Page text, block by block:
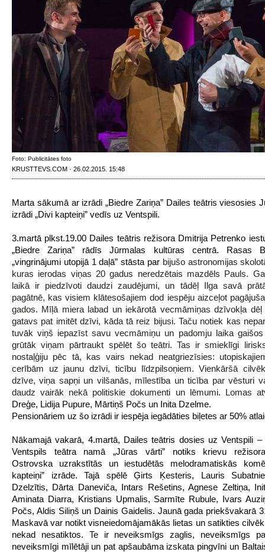
Foto: Publicitātes foto
KRUSTTEVS.COM · 26.02.2015. 15:48
Marta sākumā ar izrādi „Biedre Zariņa” Dailes teātris viesosies
izrādi „Divi kapteiņi” vedīs uz Ventspili.
3.martā plkst.19.00 Dailes teātris režisora Dmitrija Petrenko
„Biedre Zariņa” rādīs Jūrmalas kultūras centrā. Rasas
„vingrinājumi utopijā 1 daļā” stāsta par bijušo astronomijas
kuras ierodas viņas 20 gadus neredzētais mazdēls Pauls.
laikā ir piedzīvoti daudzi zaudējumi, un tādēļ Ilga savā
pagātnē, kas visiem klātesošajiem dod iespēju aizceļot
gados. Mīļā miera labad un iekārotā vecmāmiņas dzīvokļa
gatavs pat imitēt dzīvi, kāda tā reiz bijusi. Taču notiek kas
tuvāk viņš iepazīst savu vecmāmiņu un padomju laika
grūtāk viņam pārtraukt spēlēt šo teātri. Tas ir smieklīgi
nostaļģiju pēc tā, kas vairs nekad neatgriezīsies:
cerībām uz jaunu dzīvi, ticību līdzpilsoņiem. Vienkāršā
dzīve, viņa sapņi un vilšanās, mīlestība un ticība par vēsturi
daudz vairāk nekā politiskie dokumenti un lēmumi. Lomas
Dreģe, Lidija Pupure, Mārtiņš Počs un Inita Dzelme.
Pensionāriem uz šo izrādi ir iespēja iegādāties biļetes ar 50%
Nākamajā vakarā, 4.martā, Dailes teātris dosies uz Ventspili –
Ventspils teātra namā „Jūras vārti” notiks krievu
Ostrovska uzrakstītās un iestudētās melodramatiskās
kapteiņi” izrāde. Tajā spēlē Ģirts Ķesteris, Lauris
Dzelzītis, Dārta Daneviča, Intars Rešetins, Agnese Zeltiņa,
Aminata Diarra, Kristians Upmalis, Sarmīte Rubule, Ivars
Počs, Aldis Siliņš un Dainis Gaidelis. Jaunā gada priekšvakarā
Maskavā var notikt visneiedomājamākās lietas un satikties
nekad nesatiktos. Te ir neveiksmīgs zaglis, neveiksmīgs
neveiksmīgi mīlētāji un pat apšaubāma izskata pingvīni un